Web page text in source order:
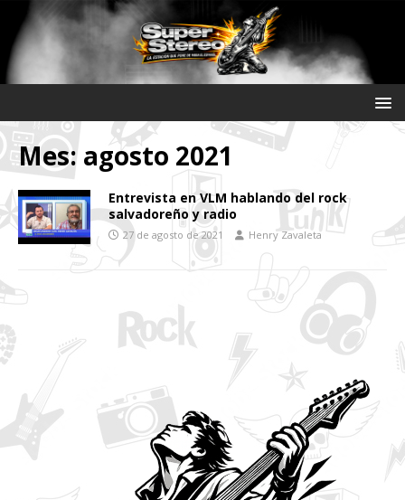
Mes:agosto 2021
Entrevista en VLM hablando del rock
salvadoreño y radio
27 de agosto de 2021 Henry Zavaleta